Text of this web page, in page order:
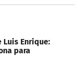
Luis Enrique:
para